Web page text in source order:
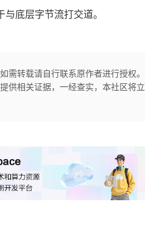
底层字节流打交道。
需转载请自行联系原作者进行授权。
供相关证据，一经查实，本社区将立